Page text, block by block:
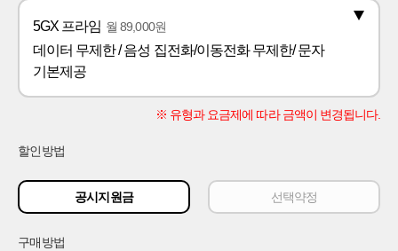
5GX 프라임 월89,000원
데이터 무제한/ 음성 집전화/이동전화 무제한/ 문자
기본제공
※ 유형과 요금제에 따라 금액이 변경됩니다.
할인방법
공시지원금 선택약정
구매방법
지정하시면
지정된
시간대에
상담전화를
드립니다.
- 평일
공휴일
개인정보
수집 및
동의
자세히보기
이용에
거부할
권리가
거부할
휴아이
가입상담이